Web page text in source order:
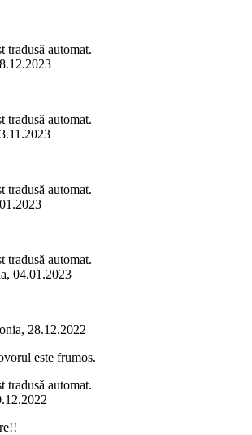
tradusă automat.
tradusă automat.
tradusă automat.
tradusă automat.
, 04.01.2023
, 28.12.2022
este frumos.
tradusă automat.